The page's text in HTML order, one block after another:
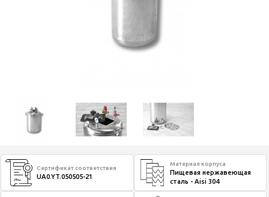
Сертификат соответствия
UA0.YT.050505-21
Материал корпуса
Пищевая нержавеющая
сталь - Aisi 304